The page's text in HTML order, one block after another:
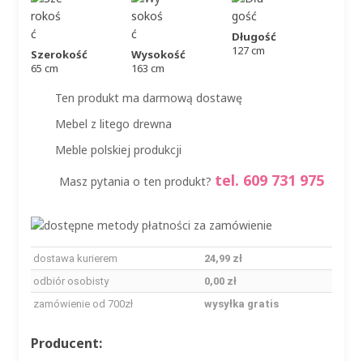
i
DREAMY
Szerokość
65 cm
Wysokość
163 cm
Długość
127 cm
Ten produkt ma darmową dostawę
Mebel z litego drewna
Meble polskiej produkcji
Masz pytania o ten produkt? tel. 609 731 975
dostawa kurierem
24,99 zł
odbiór osobisty
0,00 zł
zamówienie od 700zł
wysyłka gratis
Producent: